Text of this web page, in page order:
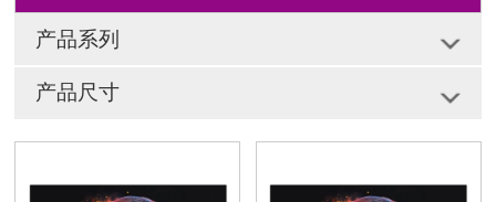
产品系列
产品尺寸